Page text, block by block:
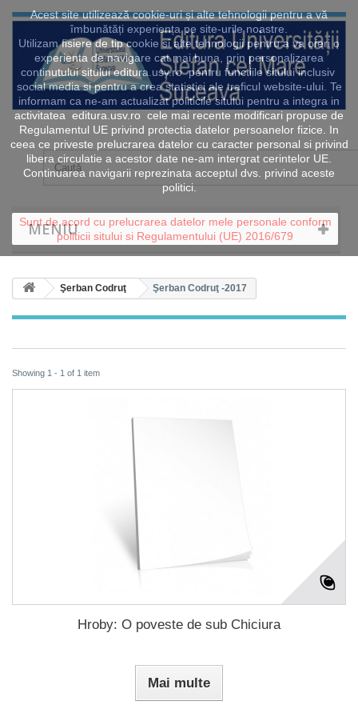
Acest site utilizează cookie-uri și alte tehnologii pentru a vă
îmbunătăți experiența pe site-urile noastre.
Utilizam fisiere de tip cookie si alte tehnologii pentru a va oferi o
experienta de navigare cat mai buna, prin personalizarea
continutului sitului editura.usv.ro pentru functiile sitului inclusiv
social media si pentru a crea statistici ale traficul website-ului. Te
informam ca ne-am actualizat politicile sitului pentru a integra in
activitatea editura.usv.ro cele mai recente modificari propuse de
Regulamentul UE privind protectia datelor persoanelor fizice. In
ceea ce priveste prelucrarea datelor cu caracter personal si privind
libera circulatie a acestor date ne-am intergrat cerintelor UE.
Continuarea navigarii reprezinata acceptul dvs. privind aceste
politici.
Sunt de acord cu prelucrarea datelor mele personale conform
politicii sitului si Regulamentului (UE) 2016/679
MENIU
Şerban Codruţ Şerban Codruţ -2017
Showing 1 - 1 of 1 item
Hroby: O poveste de sub Chiciura
Mai multe